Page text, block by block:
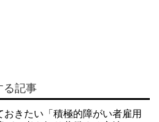
る記事
おきたい「積極的障がい者雇用